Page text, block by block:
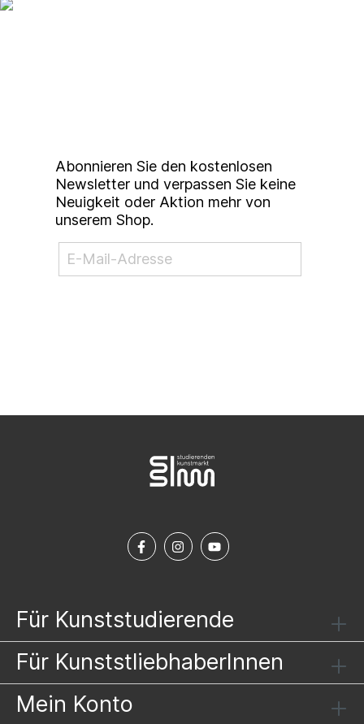
Abonnieren Sie den kostenlosen
Newsletter und verpassen Sie keine
Neuigkeit oder Aktion mehr von
unserem Shop.
Für Kunststudierende
Für KunststliebhaberInnen
Mein Konto